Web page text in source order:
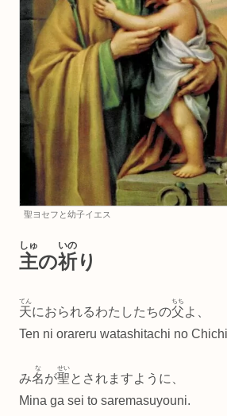
聖ヨセフと幼子イエス
主
しゅ
の祈
いの
り
天
てん
におられるわたしたちの父
ちち
よ、
Ten ni orareru watashitachi no
み名
な
が聖
せい
とされますように、
Mina ga sei to saremasuyouni.